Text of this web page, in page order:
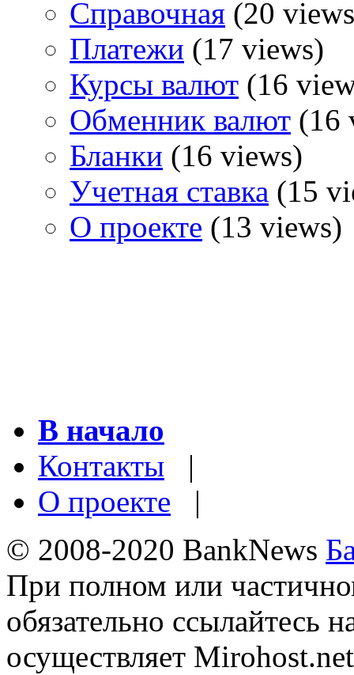
Справочная (20
Платежи (17 views)
Курсы валют (16
Обменник валют (16
Бланки (16 views)
Учетная ставка (15
О проекте (13 views)
В начало
Контакты |
О проекте |
© 2008-2020 BankNews
При полном или
обязательно ссылайтесь
осуществляет